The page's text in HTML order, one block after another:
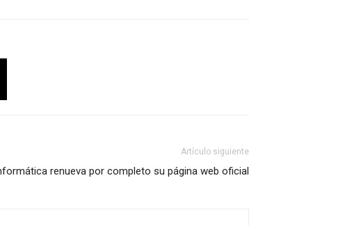
Artículo siguiente
renueva por completo su página web oficial